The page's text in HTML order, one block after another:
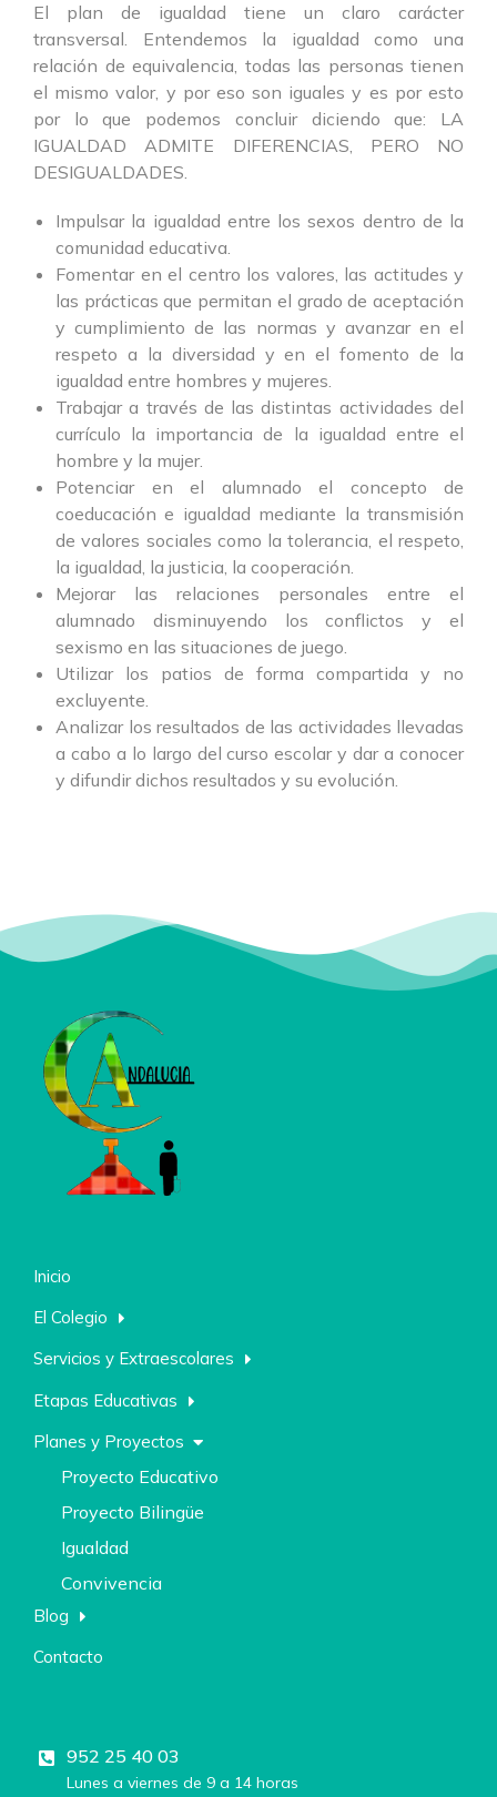
El plan de igualdad tiene un claro carácter
transversal. Entendemos la igualdad como una
relación de equivalencia, todas las personas tienen
el mismo valor, y por eso son iguales y es por esto
por lo que podemos concluir diciendo que: LA
IGUALDAD ADMITE DIFERENCIAS, PERO NO
DESIGUALDADES.
Impulsar la igualdad entre los sexos dentro de la
comunidad educativa.
Fomentar en el centro los valores, las actitudes y
las prácticas que permitan el grado de aceptación
y cumplimiento de las normas y avanzar en el
respeto a la diversidad y en el fomento de la
igualdad entre hombres y mujeres.
Trabajar a través de las distintas actividades del
currículo la importancia de la igualdad entre el
hombre y la mujer.
Potenciar en el alumnado el concepto de
coeducación e igualdad mediante la transmisión
de valores sociales como la tolerancia, el respeto,
la igualdad, la justicia, la cooperación.
Mejorar las relaciones personales entre el
alumnado disminuyendo los conflictos y el
sexismo en las situaciones de juego.
Utilizar los patios de forma compartida y no
excluyente.
Analizar los resultados de las actividades llevadas
a cabo a lo largo del curso escolar y dar a conocer
y difundir dichos resultados y su evolución.
Inicio
El Colegio
Servicios y Extraescolares
Etapas Educativas
Planes y Proyectos
Proyecto Educativo
Proyecto Bilingüe
Igualdad
Convivencia
Blog
Contacto
952 25 40 03
Lunes a viernes de 9 a 14 horas